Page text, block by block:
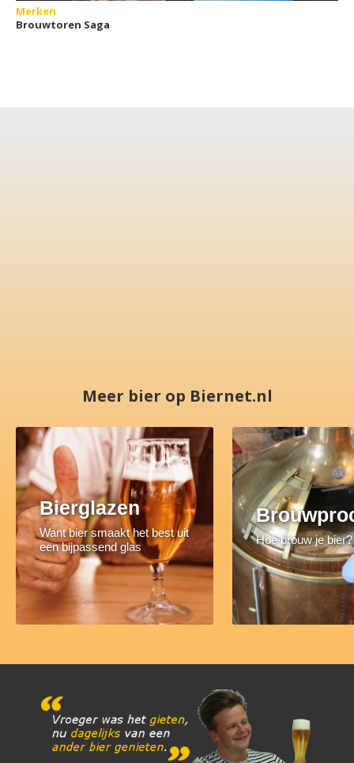
Merken
Brouwtoren Saga
Meer bier op Biernet.nl
Bierglazen
Want bier smaakt het best uit
een bijpassend glas
Hoe brouw je bier?